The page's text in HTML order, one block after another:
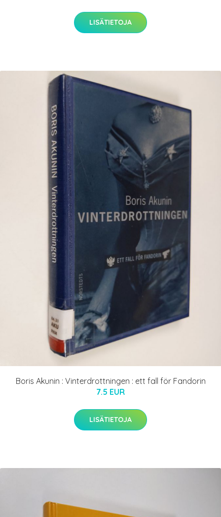
LISÄTIETOJA
Boris Akunin : Vinterdrottningen : ett fall för Fandorin
7.5 EUR
LISÄTIETOJA